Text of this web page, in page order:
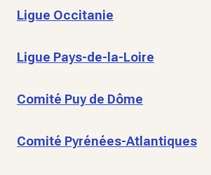
Ligue Occitanie
Ligue Pays-de-la-Loire
Comité Puy de Dôme
Comité Pyrénées-Atlantiques